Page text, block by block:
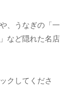
、うなぎの「一
など隠れた名店
クしてくださ